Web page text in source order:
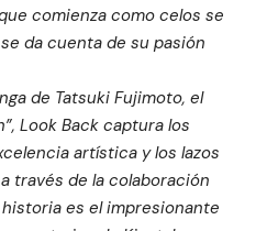
comienza como celos se
da cuenta de su pasión
de Tatsuki Fujimoto, el
Look Back captura los
artística y los lazos
través de la colaboración
es el impresionante